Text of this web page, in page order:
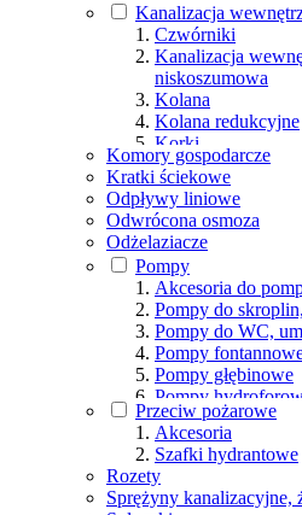
Kanalizacja
Czwórniki
Kanalizacja
niskoszumowa
Kolana
Kolana redukcyjne
Korki
Napowietrzacze
Nasuwki
Pozostałe
Redukcje
Rewizje
Rury
Trapery
Trójniki
Wywiewki
Komory gospodarcze
Kratki ściekowe
Odpływy liniowe
Odwrócona osmoza
Odżelaziacze
Pompy
Akcesoria do
Pompy do
Pompy do WC,
Pompy
Pompy głębinowe
Pompy
Pompy ręczne
Pompy zatapialne
Pozostałe
Przeciw pożarowe
Akcesoria
Szafki hydrantowe
Rozety
Sprężyny kanalizacyjne,